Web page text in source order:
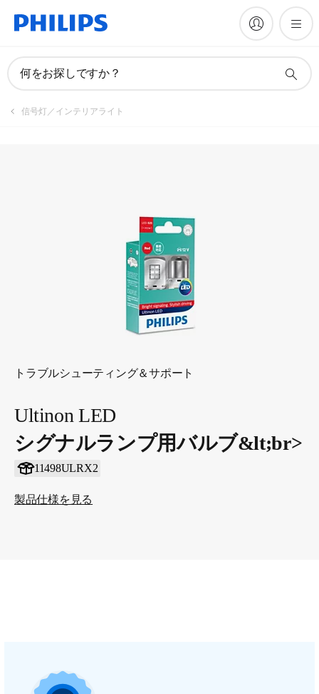
何をお探しですか？
信号灯／インテリアライト
トラブルシューティング＆サポート
Ultinon LED
シグナルランプ用バルブ&lt;br>
11498ULRX2
製品仕様を見る
製品を登録